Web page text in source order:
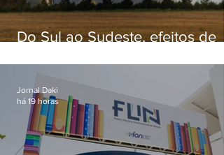
Do Sul ao Sudeste, efeitos de
apreensão na população
Jornal Daki
há 19 horas